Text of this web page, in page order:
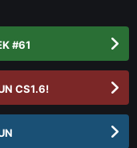
#61
CS1.6!